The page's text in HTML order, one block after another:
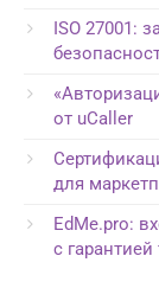
ISO 27001:
от uCaller
для
EdMe.pro:
с гарантией